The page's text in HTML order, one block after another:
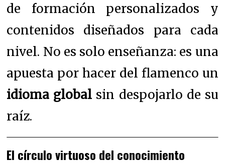
de formación personalizados y
contenidos diseñados para cada
nivel. No es solo enseñanza: es una
apuesta por hacer del flamenco un
idioma global sin despojarlo de su
raíz.
El círculo virtuoso del conocimiento